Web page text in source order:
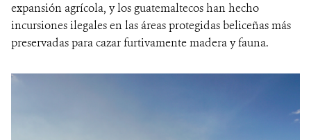
expansión agrícola, y los guatemaltecos han hecho
incursiones ilegales en las áreas protegidas beliceñas más
preservadas para cazar furtivamente madera y fauna.